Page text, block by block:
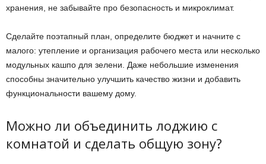
хранения, не забывайте про безопасность и микроклимат.
Сделайте поэтапный план, определите бюджет и начните с
малого: утепление и организация рабочего места или несколько
модульных кашпо для зелени. Даже небольшие изменения
способны значительно улучшить качество жизни и добавить
функциональности вашему дому.
Можно ли объединить лоджию с
комнатой и сделать общую зону?